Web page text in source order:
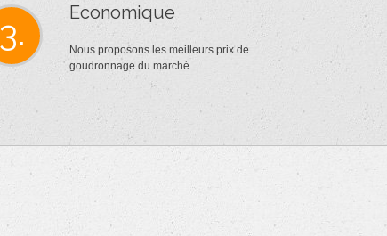
3. Economique
Nous proposons les meilleurs prix de
goudronnage du marché.